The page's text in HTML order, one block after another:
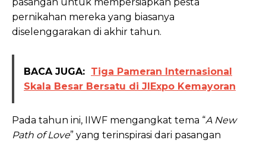
pernikahan mereka yang biasanya
diselenggarakan di akhir tahun.
BACA JUGA: Tiga Pameran Internasional
Skala Besar Bersatu di JIExpo Kemayoran
Pada tahun ini, IIWF mengangkat tema “A New
Path of Love” yang terinspirasi dari pasangan